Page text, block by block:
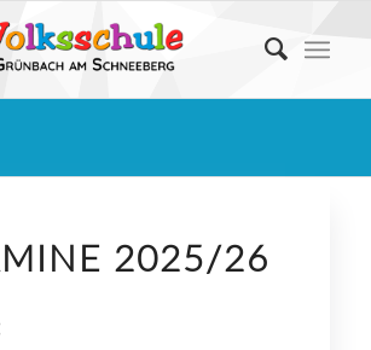
2025/26